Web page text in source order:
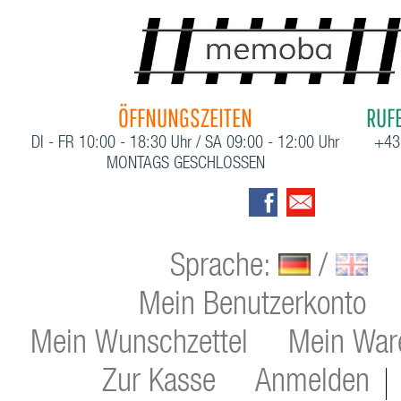
ÖFFNUNGSZEITEN
DI - FR 10:00 - 18:30 Uhr / SA 09:00 - 12:00 Uhr
MONTAGS GESCHLOSSEN
Sprache:
/
Mein Benutzerkonto
Mein Wunschzettel
Mein
Zur Kasse
Anmelden